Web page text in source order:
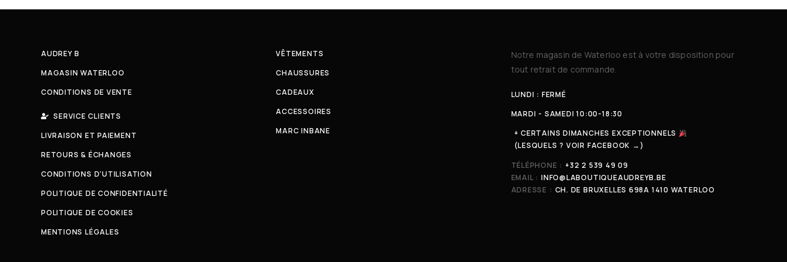
AUDREY B
MAGASIN WATERLOO
CONDITIONS DE VENTE
SERVICE CLIENTS
LIVRAISON ET PAIEMENT
RETOURS & ÉCHANGES
CONDITIONS D'UTILISATION
POLITIQUE DE CONFIDENTIALITÉ
POLITIQUE DE COOKIES
MENTIONS LÉGALES
VÊTEMENTS
CHAUSSURES
CADEAUX
ACCESSOIRES
MARC INBANE
Notre magasin de Waterloo est à votre disposition pour
tout retrait de commande.
LUNDI : FERMÉ
MARDI - SAMEDI 10:00-18:30
+ CERTAINS DIMANCHES EXCEPTIONNELS
(LESQUELS ? VOIR FACEBOOK →)
TÉLÉPHONE : +32 2 539 49 09
EMAIL : INFO@LABOUTIQUEAUDREYB.BE
ADRESSE : CH. DE BRUXELLES 698A 1410 WATERLOO